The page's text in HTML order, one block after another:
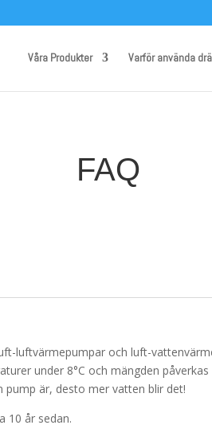
Våra Produkter Varför använda
FAQ
luftvärmepumpar och luft-
under 8°C och mängden
pump är, desto mer vatten blir det!
10 år sedan.